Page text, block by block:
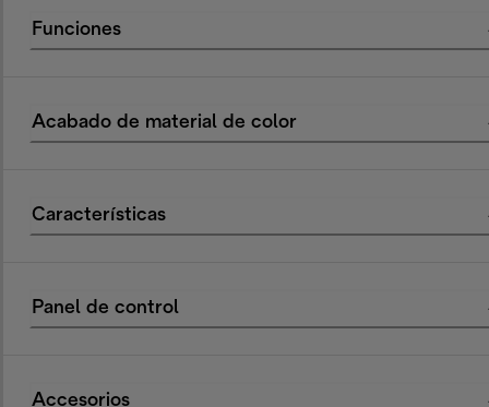
Funciones
Acabado de material de color
Características
Panel de control
Accesorios